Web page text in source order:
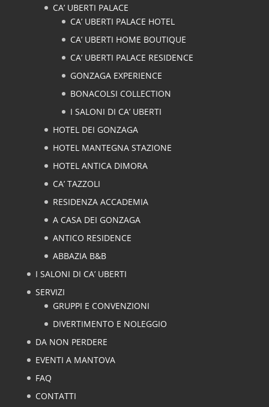
CA’ UBERTI PALACE
CA’ UBERTI PALACE HOTEL
CA’ UBERTI HOME BOUTIQUE
CA’ UBERTI PALACE RESIDENCE
GONZAGA EXPERIENCE
BONACOLSI COLLECTION
I SALONI DI CA’ UBERTI
HOTEL DEI GONZAGA
HOTEL MANTEGNA STAZIONE
HOTEL ANTICA DIMORA
CA’ TAZZOLI
RESIDENZA ACCADEMIA
A CASA DEI GONZAGA
ANTICO RESIDENCE
ABBAZIA B&B
I SALONI DI CA’ UBERTI
SERVIZI
GRUPPI E CONVENZIONI
DIVERTIMENTO E NOLEGGIO
DA NON PERDERE
EVENTI A MANTOVA
FAQ
CONTATTI